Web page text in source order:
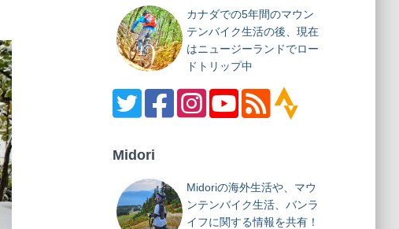
カナダでの5年間のマウン
テンバイク生活の後、現在
はニュージーランドでロー
ドトリップ中
Midori
Midoriの海外生活や、マウ
ンテンバイク生活、バンラ
イフに関する情報を共有！